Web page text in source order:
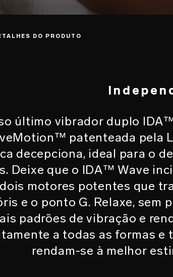
DO PRODUTO
último vibrador duplo
patenteada pela
decepciona, ideal para o
Deixe que o IDA™ Wave
motores potentes que
e o ponto G. Relaxe, sem
padrões de vibração e
a todas as formas e
rendam-se à melhor